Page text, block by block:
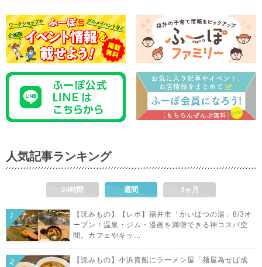
人気記事ランキング
24時間 週間 3ヶ月
【読みもの】【レポ】福井市「かいほつの湯」8/3オ
ープン！温泉・ジム・漫画を満喫できる神コスパ空
間。カフェやキッ...
【読みもの】小浜貴船にラーメン屋「麺屋為せば成